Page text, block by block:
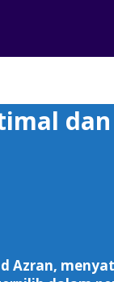
Azran,